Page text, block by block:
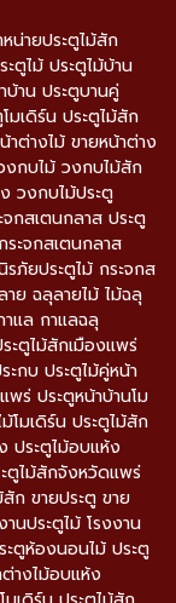
น่ายประตูไม้สัก
ตูไม้ ประตูไม้บ้าน
บ้าน ประตูบานคู่
มเดิร์น ประตูไม้สัก
ต่างไม้ ขายหน้าต่าง
งกบไม้ วงกบไม้สัก
วงกบไม้ประตู
จกสเตนกลาส ประตู
ระจกสเตนกลาส
รภัยประตูไม้ กระจกส
ย ฉลุลายไม้ ไม้ฉลุ
แล กาแลฉลุ
ะตูไม้สักเมืองแพร่
ะกบ ประตูไม้คู่หน้า
พร่ ประตูหน้าบ้านโม
โมเดิร์น ประตูไม้สัก
ประตูไม้อบแห้ง
ตูไม้สักจังหวัดแพร่
สัก ขายประตู ขาย
นประตูไม้ โรงงาน
ตูห้องนอนไม้ ประตู
างไม้อบแห้ง